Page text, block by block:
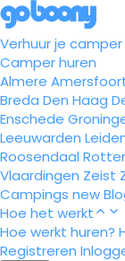
Verhuur je camper
Camper huren
Almere
Breda Den Haag
Enschede
Leeuwarden
Roosendaal
Vlaardingen Zeist
Campings new
Hoe het werkt
Hoe werkt huren?
Registreren